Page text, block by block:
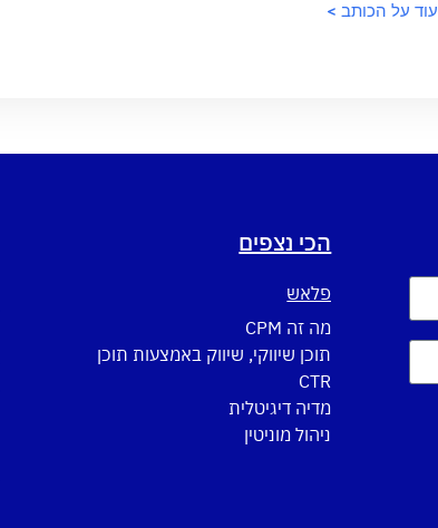
עוד על הכותב >
הכי נצפים
פלאש
מה זה CPM
תוכן שיווקי, שיווק באמצעות תוכן
CTR
מדיה דיגיטלית
ניהול מוניטין